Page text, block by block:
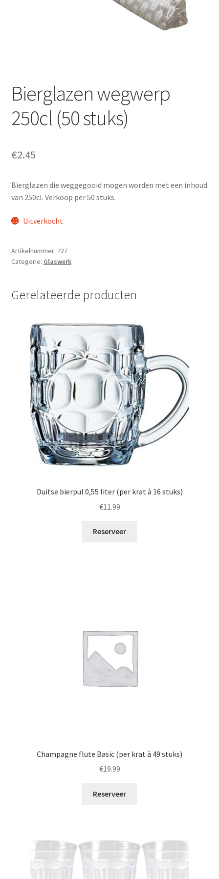
Bierglazen wegwerp
250cl (50 stuks)
€2.45
Bierglazen die weggegooid mogen worden met een inhoud
van 250cl. Verkoop per 50 stuks.
Uitverkocht
Artikelnummer: 727
Categorie: Glaswerk
Gerelateerde producten
Duitse bierpul 0,55 liter (per krat à 16 stuks)
€11.99
Reserveer
Champagne flute Basic (per krat à 49 stuks)
€19.99
Reserveer